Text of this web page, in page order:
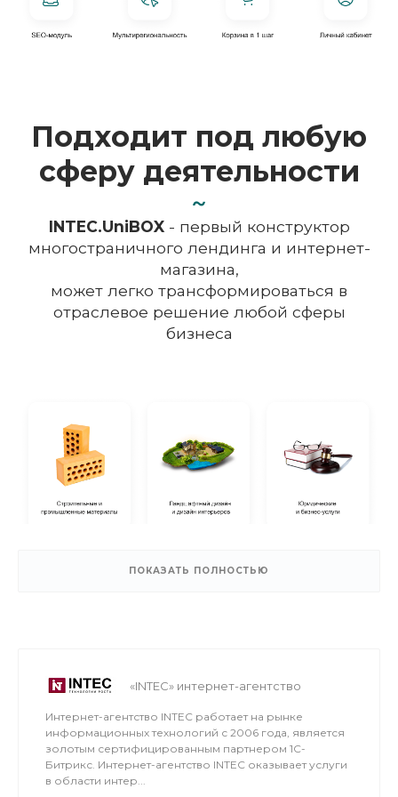
ПОКАЗАТЬ ПОЛНОСТЬЮ
Подходит под любую
сферу деятельности
INTEC.UniBOX- первый конструктор
многостраничного лендинга и интернет-
магазина,
может легко трансформироваться в
отраслевое решение любой сферы
бизнеса
INTEC UniBOX(ИНТЕК Юнибокс) – первый
конструктор многостраничного
лендинга и интернет-
«INTEC» интернет-агентство
Интернет-агентство INTEC работает на рынке
информационных технологий с 2006 года, является
золотым сертифицированным партнером 1С-
Битрикс. Интернет-агентство INTEC оказывает услуги
в области интер...